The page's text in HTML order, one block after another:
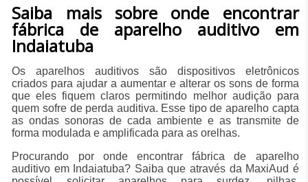
Saiba mais sobre onde encontrar
fábrica de aparelho auditivo em
Indaiatuba
Os aparelhos auditivos são dispositivos eletrônicos
criados para ajudar a aumentar e alterar os sons de forma
que eles fiquem claros permitindo melhor audição para
quem sofre de perda auditiva. Esse tipo de aparelho capta
as ondas sonoras de cada ambiente e as transmite de
forma modulada e amplificada para as orelhas.
Procurando por onde encontrar fábrica de aparelho
auditivo em Indaiatuba? Saiba que através da MaxiAud é